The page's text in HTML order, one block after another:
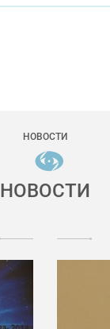
НОВОСТИ
НОВОСТИ